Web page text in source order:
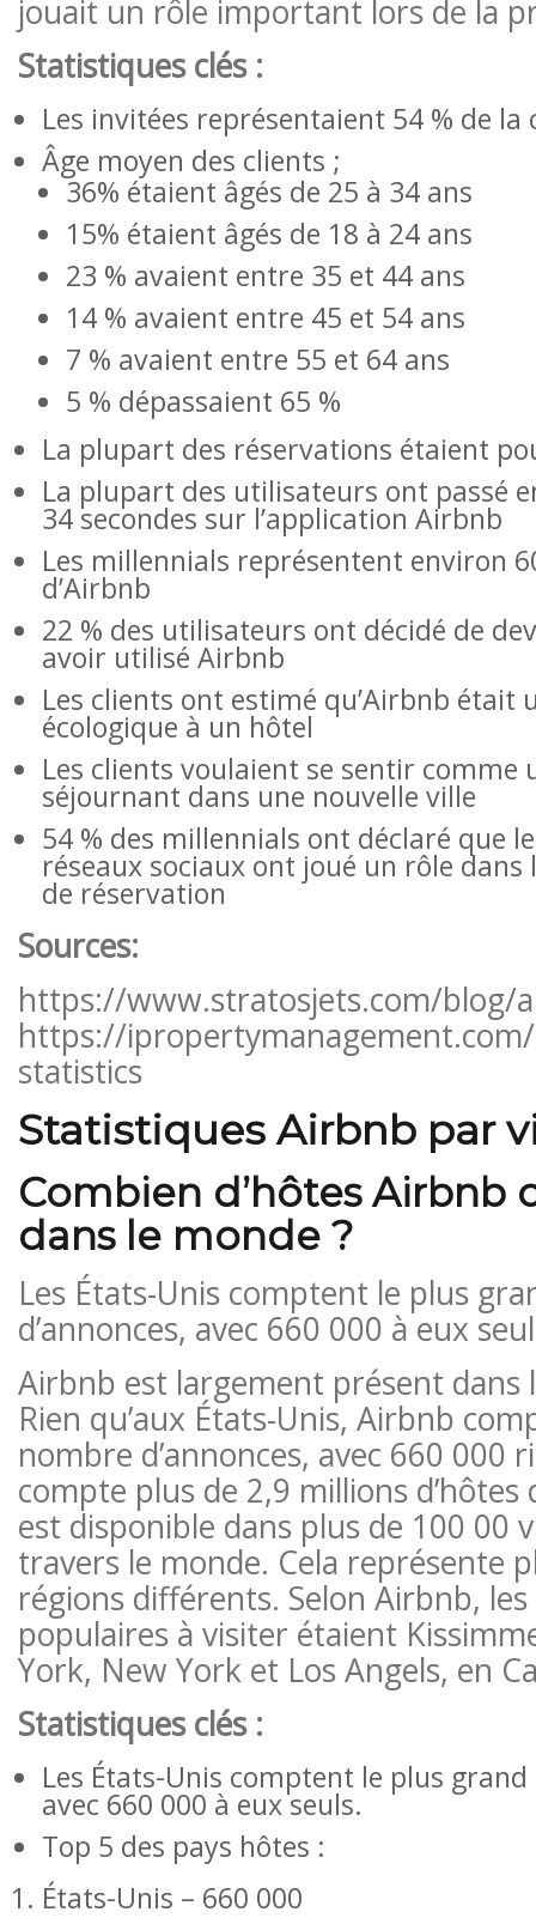
jouait un rôle important lors de la
Statistiques clés :
Les invitées représentaient 54 % de la
Âge moyen des clients ;
36% étaient âgés de 25 à 34 ans
15% étaient âgés de 18 à 24 ans
23 % avaient entre 35 et 44 ans
14 % avaient entre 45 et 54 ans
7 % avaient entre 55 et 64 ans
5 % dépassaient 65 %
La plupart des réservations étaient
La plupart des utilisateurs ont passé
34 secondes sur l’application Airbnb
Les millennials représentent environ
d’Airbnb
22 % des utilisateurs ont décidé de
avoir utilisé Airbnb
Les clients ont estimé qu’Airbnb était
écologique à un hôtel
Les clients voulaient se sentir comme
séjournant dans une nouvelle ville
54 % des millennials ont déclaré que
réseaux sociaux ont joué un rôle dans
de réservation
Sources:
https://www.stratosjets.com/blog/
https://
statistics
Statistiques Airbnb par
Combien d’hôtes Airbnb
dans le monde ?
Les États-Unis comptent le plus
d’annonces, avec 660 000 à eux
Airbnb est largement présent dans
Rien qu’aux États-Unis, Airbnb
nombre d’annonces, avec 660 000
compte plus de 2,9 millions d’hôtes
est disponible dans plus de 100 00
travers le monde. Cela représente
régions différents. Selon Airbnb, les
populaires à visiter étaient
York, New York et Los Angels, en
Statistiques clés :
Les États-Unis comptent le plus grand
avec 660 000 à eux seuls.
Top 5 des pays hôtes :
États-Unis – 660 000